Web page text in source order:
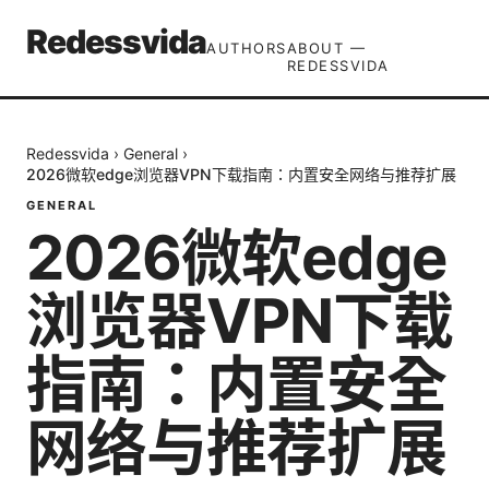
RedessvidaAUTHORSABOUT —
REDESSVIDA
Redessvida › General ›
2026微软edge浏览器VPN下载指南：内置安全网络与推荐扩展
GENERAL
2026微软edge
浏览器VPN下载
指南：内置安全
网络与推荐扩展